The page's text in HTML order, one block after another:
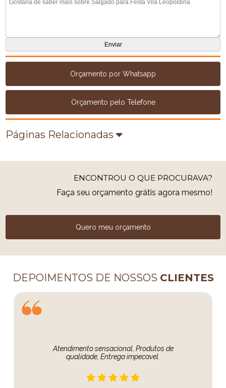
Orçamento por Whatsapp
Orçamento pelo Telefone
Páginas Relacionadas
ENCONTROU O QUE PROCURAVA?
Faça seu orçamento grátis agora mesmo!
Quero meu orçamento
DEPOIMENTOS DE NOSSOS CLIENTES
Atendimento sensacional, Produtos de
qualidade, Entrega impecavel.